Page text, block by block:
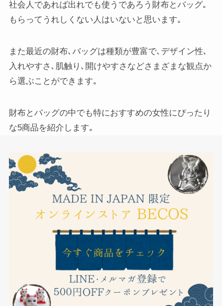
社会人であれば出れでも使うであろう財布とバッグ｡
もらってうれしくない人はいないと思います｡
また最近の財布､バッグは種類が豊富で､デザイン性､
入れやすさ､肌触り､開けやすさなどさまざまな観点か
ら選ぶことができます｡
財布とバッグの中でも特におすすめの女性にぴったり
な5商品を紹介します｡